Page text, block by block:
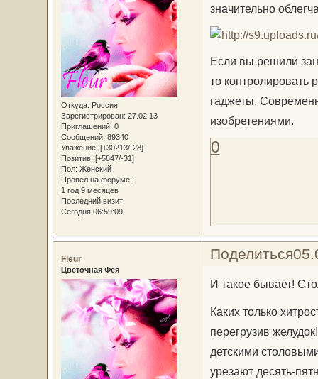
Откуда: Россия
Зарегистрирован: 27.02.13
Приглашений: 0
Сообщений: 89340
Уважение: [+30213/-28]
Позитив: [+5847/-31]
Пол: Женский
Провел на форуме:
1 год 9 месяцев
Последний визит:
Сегодня 06:59:09
значительно
Если вы решили
то контролировать
гаджеты.
изобретениями.
0
Поделиться
Fleur
Цветочная Фея
И такое бывает!
Каких только
перегрузив
детскими
урезают десять-